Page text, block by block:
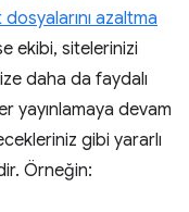
azaltma
ekibi, sitelerinizi
daha da faydalı
yayınlamaya devam
gibi yararlı
Örneğin: